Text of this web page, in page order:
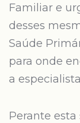
Familiar e
desses
Saúde
para onde
a
Perante